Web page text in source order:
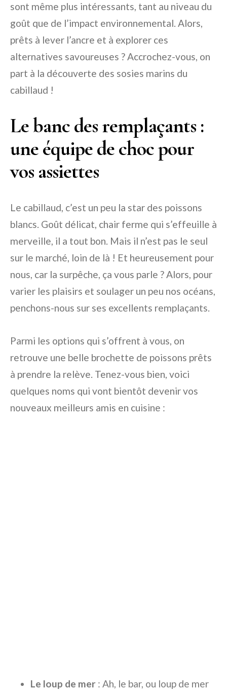
sont même plus intéressants, tant au niveau du
goût que de l’impact environnemental. Alors,
prêts à lever l’ancre et à explorer ces
alternatives savoureuses ? Accrochez-vous, on
part à la découverte des sosies marins du
cabillaud !
Le banc des remplaçants :
une équipe de choc pour
vos assiettes
Le cabillaud, c’est un peu la star des poissons
blancs. Goût délicat, chair ferme qui s’effeuille à
merveille, il a tout bon. Mais il n’est pas le seul
sur le marché, loin de là ! Et heureusement pour
nous, car la surpêche, ça vous parle ? Alors, pour
varier les plaisirs et soulager un peu nos océans,
penchons-nous sur ses excellents remplaçants.
Parmi les options qui s’offrent à vous, on
retrouve une belle brochette de poissons prêts
à prendre la relève. Tenez-vous bien, voici
quelques noms qui vont bientôt devenir vos
nouveaux meilleurs amis en cuisine :
Le loup de mer : Ah, le bar, ou loup de mer